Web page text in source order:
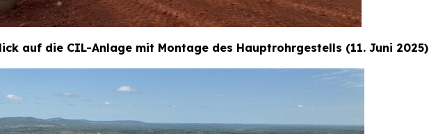
auf die CIL-Anlage mit Montage des Hauptrohrgestells (11. Juni 2025)